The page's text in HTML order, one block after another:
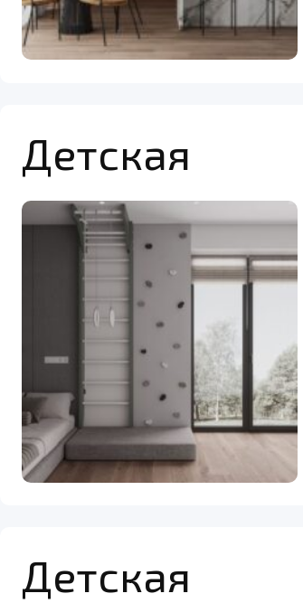
Детская
Детская